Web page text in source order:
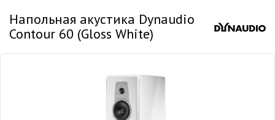
Напольная акустика Dynaudio
Contour 60 (Gloss White)